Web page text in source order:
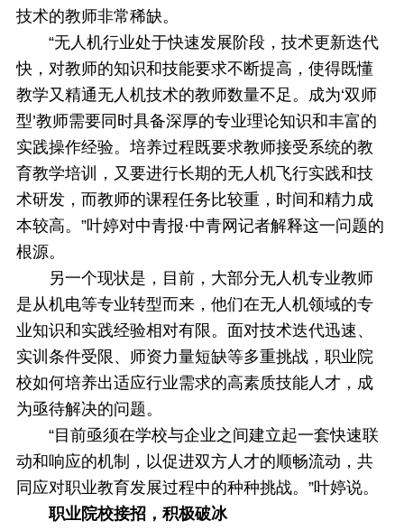
技术的教师非常稀缺。
“无人机行业处于快速发展阶段，技术更新迭代
快，对教师的知识和技能要求不断提高，使得既懂
教学又精通无人机技术的教师数量不足。成为‘双师
型’教师需要同时具备深厚的专业理论知识和丰富的
实践操作经验。培养过程既要求教师接受系统的教
育教学培训，又要进行长期的无人机飞行实践和技
术研发，而教师的课程任务比较重，时间和精力成
本较高。”叶婷对中青报·中青网记者解释这一问题的
根源。
另一个现状是，目前，大部分无人机专业教师
是从机电等专业转型而来，他们在无人机领域的专
业知识和实践经验相对有限。面对技术迭代迅速、
实训条件受限、师资力量短缺等多重挑战，职业院
校如何培养出适应行业需求的高素质技能人才，成
为亟待解决的问题。
“目前亟须在学校与企业之间建立起一套快速联
动和响应的机制，以促进双方人才的顺畅流动，共
同应对职业教育发展过程中的种种挑战。”叶婷说。
职业院校接招，积极破冰